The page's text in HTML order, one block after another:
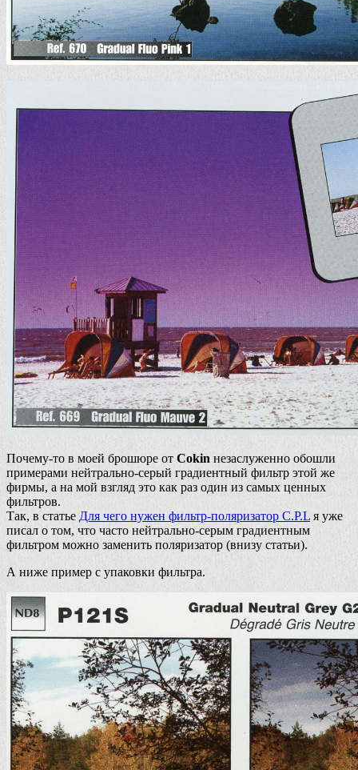
Почему-то в моей брошюре от Cokin незаслуженно обошли
примерами нейтрально-серый градиентный фильтр этой же
фирмы, а на мой взгляд это как раз один из самых ценных
фильтров.
Так, в статье Для чего нужен фильтр-поляризатор C.P.L я уже
писал о том, что часто нейтрально-серым градиентным
фильтром можно заменить поляризатор (внизу статьи).
А ниже пример с упаковки фильтра.